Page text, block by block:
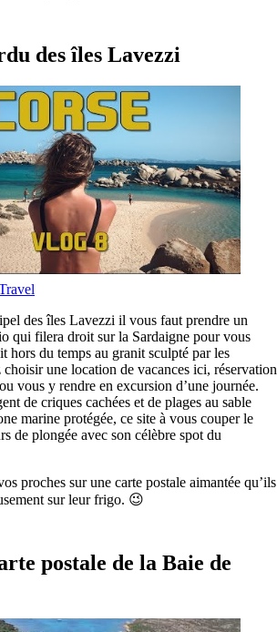
des îles Lavezzi
des îles Lavezzi il vous faut prendre un
qui filera droit sur la Sardaigne pour vous
hors du temps au granit sculpté par les
une location de vacances ici, réservation
vous y rendre en excursion d’une journée.
de criques cachées et de plages au sable
marine protégée, ce site à vous couper le
de plongée avec son célèbre spot du
proches sur une carte postale aimantée qu’ils
sur leur frigo. 😉
postale de la Baie de